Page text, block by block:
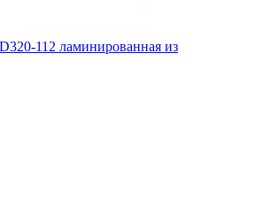
112 ламинированная из